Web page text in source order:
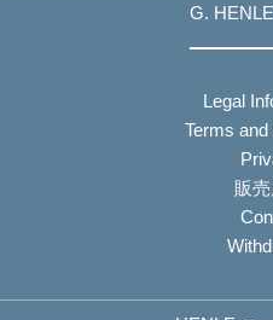
G.
Legal
Terms
販